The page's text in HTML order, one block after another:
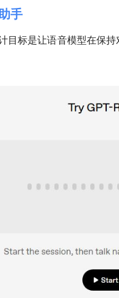
手
目标是让语音模型在保